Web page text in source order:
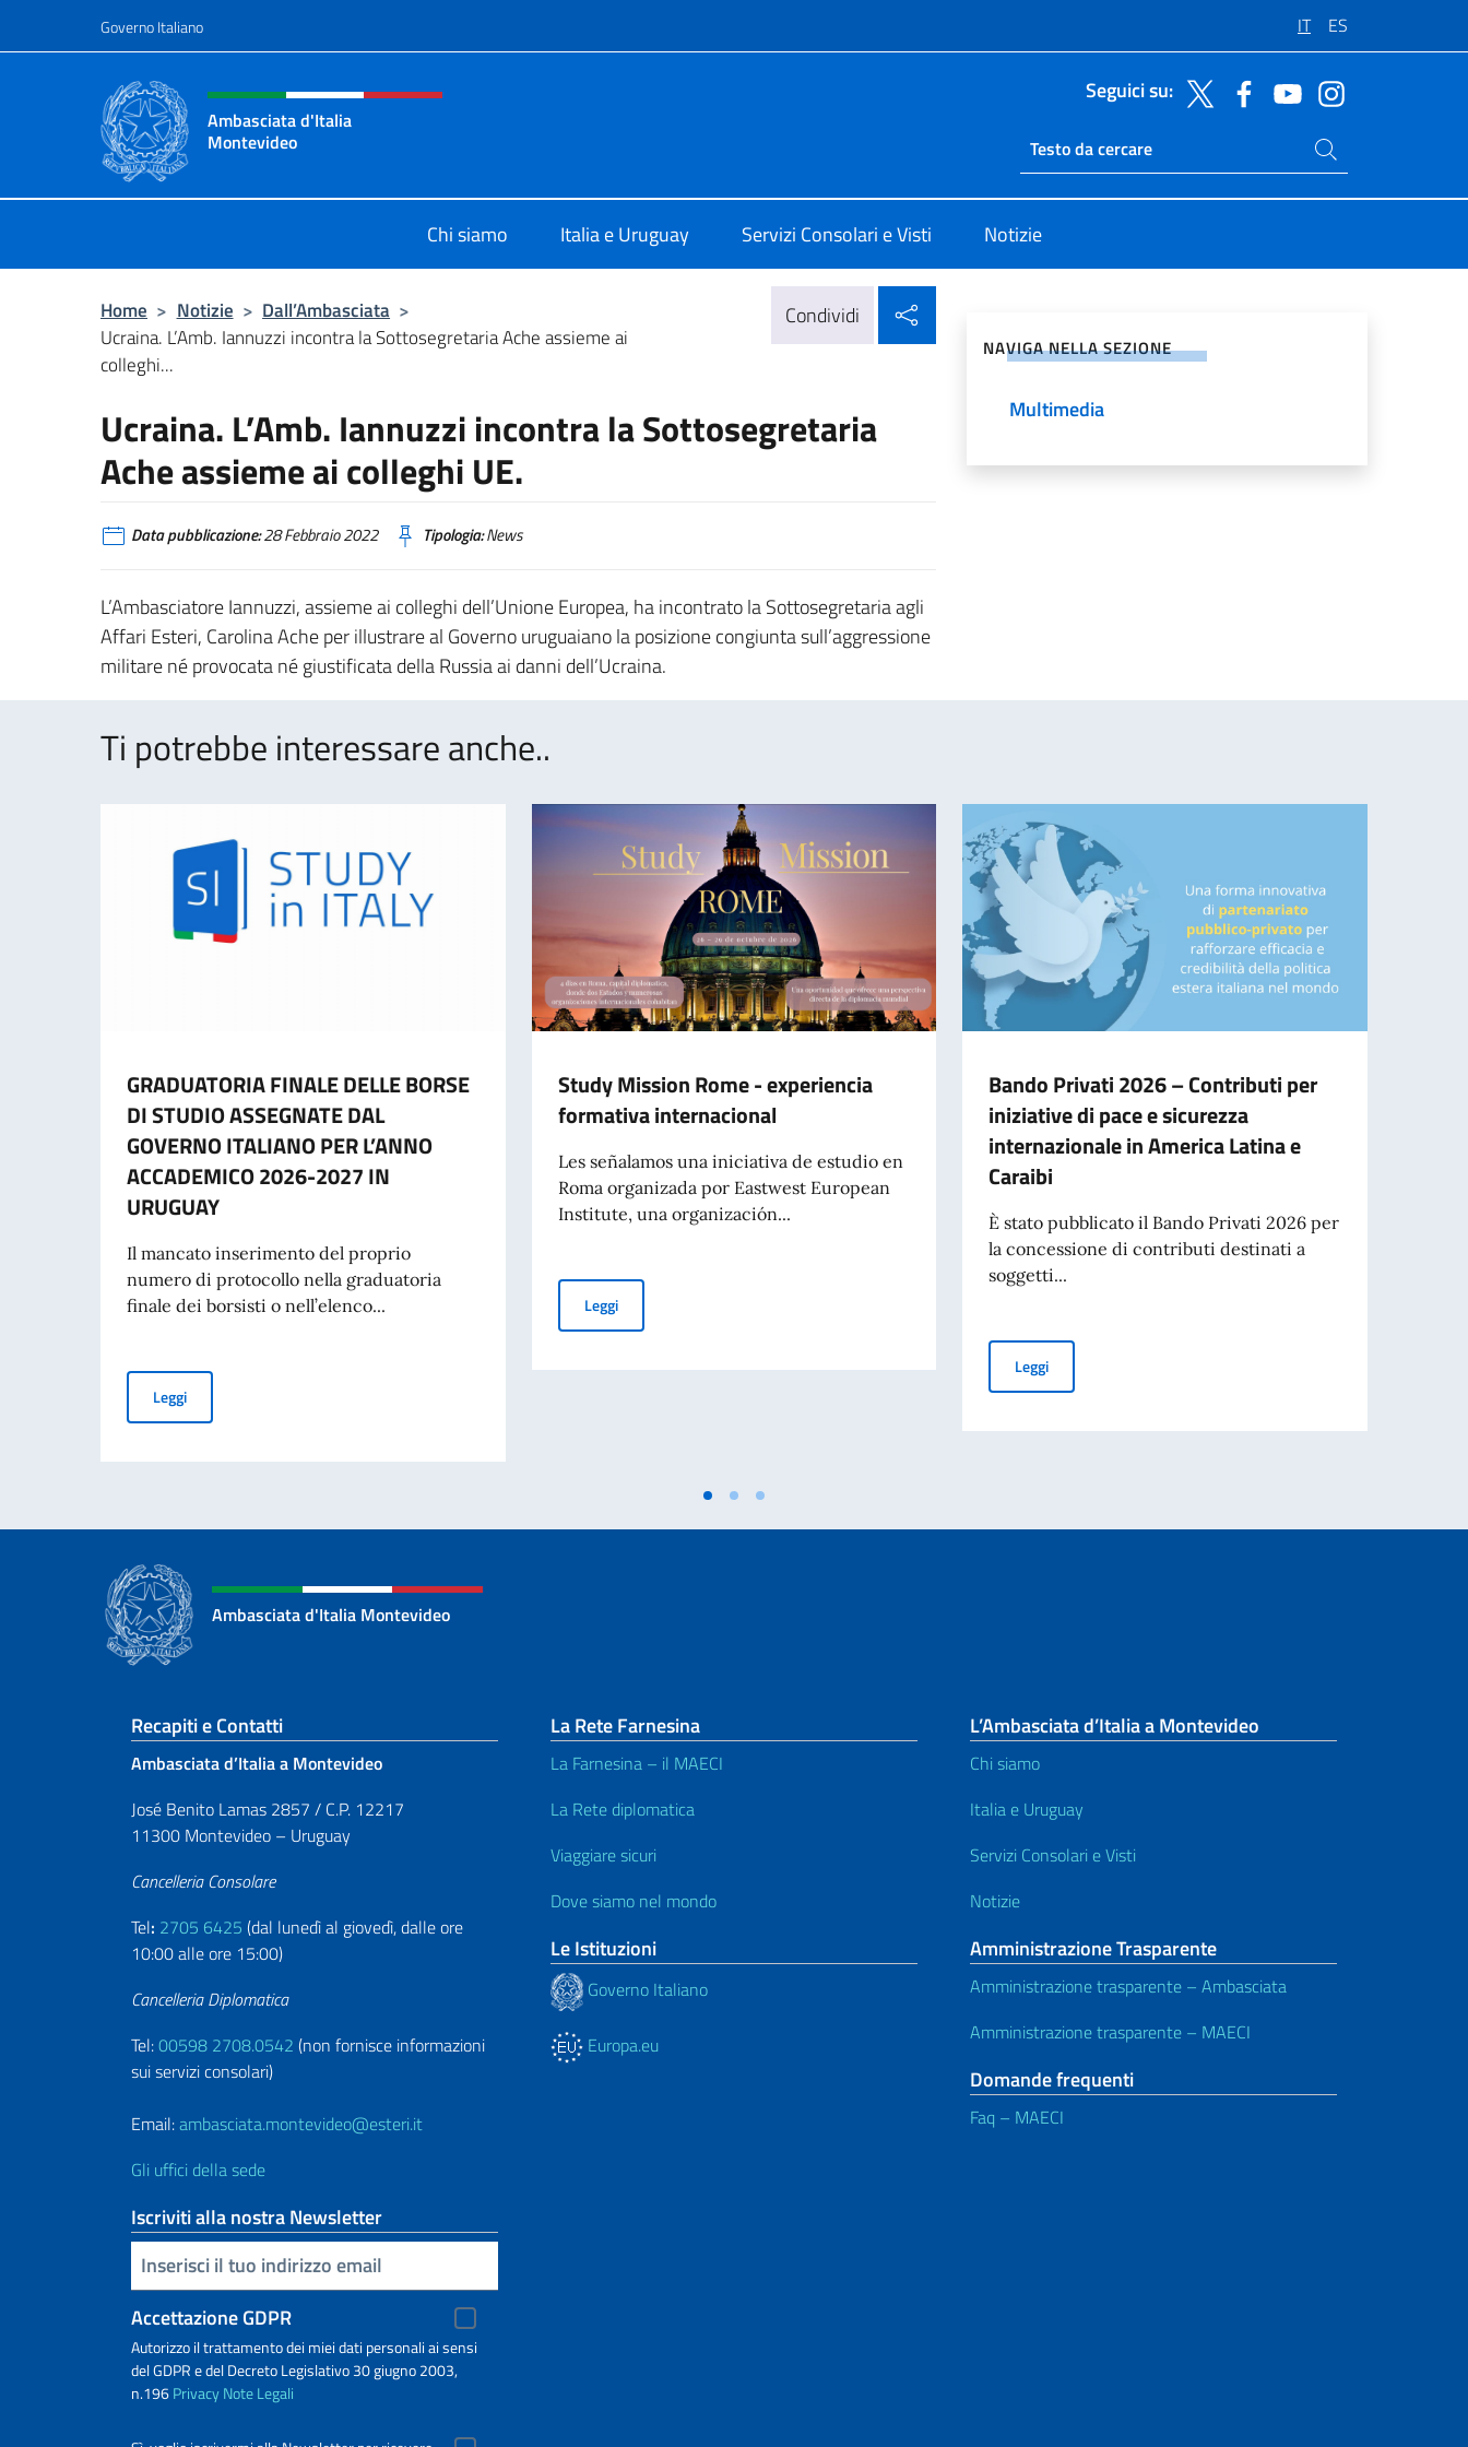
Governo Italiano IT ES
Intestazione sito, social e menù
Ambasciata d'Italia
Montevideo
Seguici su:
Ricerca sito live
Cerca nel sito
Chi siamo Italia e Uruguay Servizi Consolari e Visti Notizie
Home > Notizie > Dall’Ambasciata >
Ucraina. L’Amb. Iannuzzi incontra la Sottosegretaria Ache assieme ai
colleghi...
Condividi
Ucraina. L’Amb. Iannuzzi incontra la Sottosegretaria
Ache assieme ai colleghi UE.
Data pubblicazione:28 Febbraio 2022 Tipologia:News
L’Ambasciatore Iannuzzi, assieme ai colleghi dell’Unione Europea, ha incontrato la Sottosegretaria agli
Affari Esteri, Carolina Ache per illustrare al Governo uruguaiano la posizione congiunta sull’aggressione
militare né provocata né giustificata della Russia ai danni dell’Ucraina.
NAVIGA NELLA SEZIONE
Multimedia
Ti potrebbe interessare anche..
GRADUATORIA FINALE DELLE BORSE
DI STUDIO ASSEGNATE DAL
GOVERNO ITALIANO PER L’ANNO
ACCADEMICO 2026-2027 IN
URUGUAY
Il mancato inserimento del proprio
numero di protocollo nella graduatoria
finale dei borsisti o nell’elenco...
LeggiGRADUATORIA FINALE DELLE BORSE DI STUDIO ASSEGNATE DAL GOVERNO ITALIANO PER L’ANNO ACCADEMICO 2026-2027 IN URUGUAY
Study Mission Rome - experiencia
formativa internacional
Les señalamos una iniciativa de estudio en
Roma organizada por Eastwest European
Institute, una organización...
LeggiStudy Mission Rome - experiencia formativa internacional
Bando Privati 2026 – Contributi per
iniziative di pace e sicurezza
internazionale in America Latina e
Caraibi
È stato pubblicato il Bando Privati 2026 per
la concessione di contributi destinati a
soggetti...
LeggiBando Privati 2026 – Contributi per iniziative di pace e
Ambasciata d'Italia Montevideo
Sezione footer
Recapiti e Contatti
Ambasciata d’Italia a Montevideo
José Benito Lamas 2857 / C.P. 12217
11300 Montevideo – Uruguay
Cancelleria Consolare
Tel: 2705 6425 (dal lunedì al giovedì, dalle ore
10:00 alle ore 15:00)
Cancelleria Diplomatica
Tel:00598 2708.0542 (non fornisce informazioni
sui servizi consolari)
Email:ambasciata.montevideo@esteri.it
Gli uffici della sede
Iscriviti alla nostra Newsletter
Inserisci la tua email
Accettazione GDPR
Autorizzo il trattamento dei miei dati personali ai sensi
del GDPR e del Decreto Legislativo 30 giugno 2003,
n.196PrivacyNote Legali
La Rete Farnesina
La Farnesina – il MAECI
La Rete diplomatica
Viaggiare sicuri
Dove siamo nel mondo
Le Istituzioni
Governo Italiano
Europa.eu
L’Ambasciata d’Italia a Montevideo
Chi siamo
Italia e Uruguay
Servizi Consolari e Visti
Notizie
Amministrazione Trasparente
Amministrazione trasparente – Ambasciata
Amministrazione trasparente – MAECI
Domande frequenti
Faq – MAECI